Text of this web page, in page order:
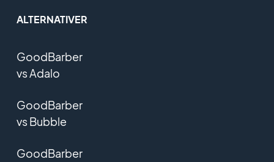
ALTERNATIVER
GoodBarber
vs Adalo
GoodBarber
vs Bubble
GoodBarber